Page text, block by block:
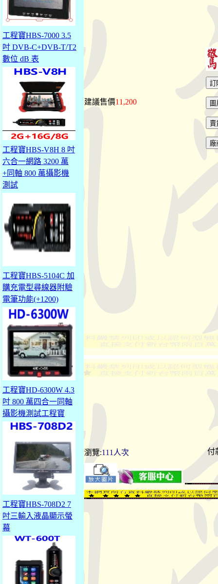
工程寶HBS-7000 3.5
吋 DVB-C+DVB-T/T2
數位 dB 表
工程寶HBS-V8H 8 吋
六合一網路 3200 萬
+同軸 800 萬攝影機
測試
工程寶HBS-5104C 加
購充電型尋線器附驗
電筆功能(+1200)
工程寶HD-6300W 4.3
吋 800 萬四合一同軸
攝影機測試工程寶
工程寶HBS-708D2 7
吋三輸入液晶顯示螢
幕
建議售價11,200
瀏覽:111人次 付